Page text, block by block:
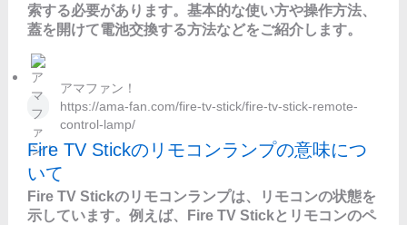
索する必要があります。基本的な使い方や操作方法、
蓋を開けて電池交換する方法などをご紹介します。
アマファン！
https://ama-fan.com/fire-tv-stick/fire-tv-stick-remote-
control-lamp/
Fire TV Stickのリモコンランプの意味につ
いて
Fire TV Stickのリモコンランプは、リモコンの状態を
示しています。例えば、Fire TV Stickとリモコンのペ